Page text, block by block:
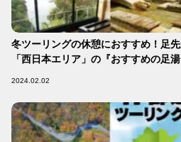
冬ツーリングの休憩におすすめ！足
「西日本エリア」の『おすすめの足
2024.02.02